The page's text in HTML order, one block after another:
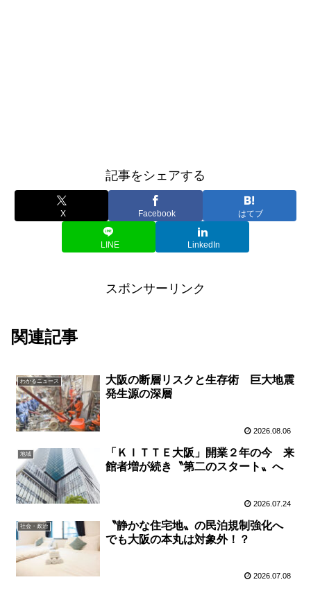
記事をシェアする
X Facebook はてブ
LINE LinkedIn
スポンサーリンク
関連記事
わかるニュース
大阪の断層リスクと生存術 巨大地震
発生源の深層
2026.08.06
地域
「ＫＩＴＴＥ大阪」開業２年の今 来
館者増が続き〝第二のスタート〟へ
2026.07.24
社会・政治
〝静かな住宅地〟の民泊規制強化へ
でも大阪の本丸は対象外！？
2026.07.08